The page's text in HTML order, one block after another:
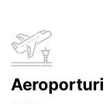
Aeroporturi